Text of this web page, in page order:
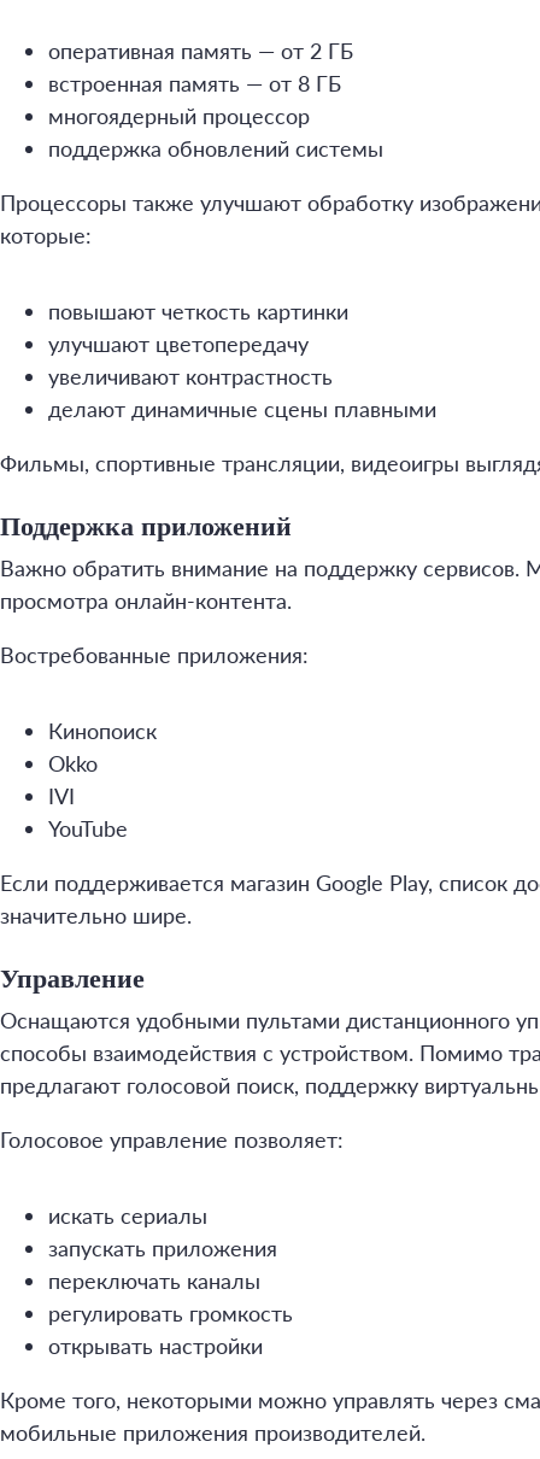
оперативная память — от 2 ГБ
встроенная память — от 8 ГБ
многоядерный процессор
поддержка обновлений системы
Процессоры также улучшают обработку
которые:
повышают четкость картинки
улучшают цветопередачу
увеличивают контрастность
делают динамичные сцены плавными
Фильмы, спортивные трансляции, видеоигры
Поддержка приложений
Важно обратить внимание на поддержку сервисов.
просмотра онлайн-контента.
Востребованные приложения:
Кинопоиск
Okko
IVI
YouTube
Если поддерживается магазин Google Play, список
значительно шире.
Управление
Оснащаются удобными пультами дистанционного
способы взаимодействия с устройством. Помимо
предлагают голосовой поиск, поддержку
Голосовое управление позволяет:
искать сериалы
запускать приложения
переключать каналы
регулировать громкость
открывать настройки
Кроме того, некоторыми можно управлять через
мобильные приложения производителей.